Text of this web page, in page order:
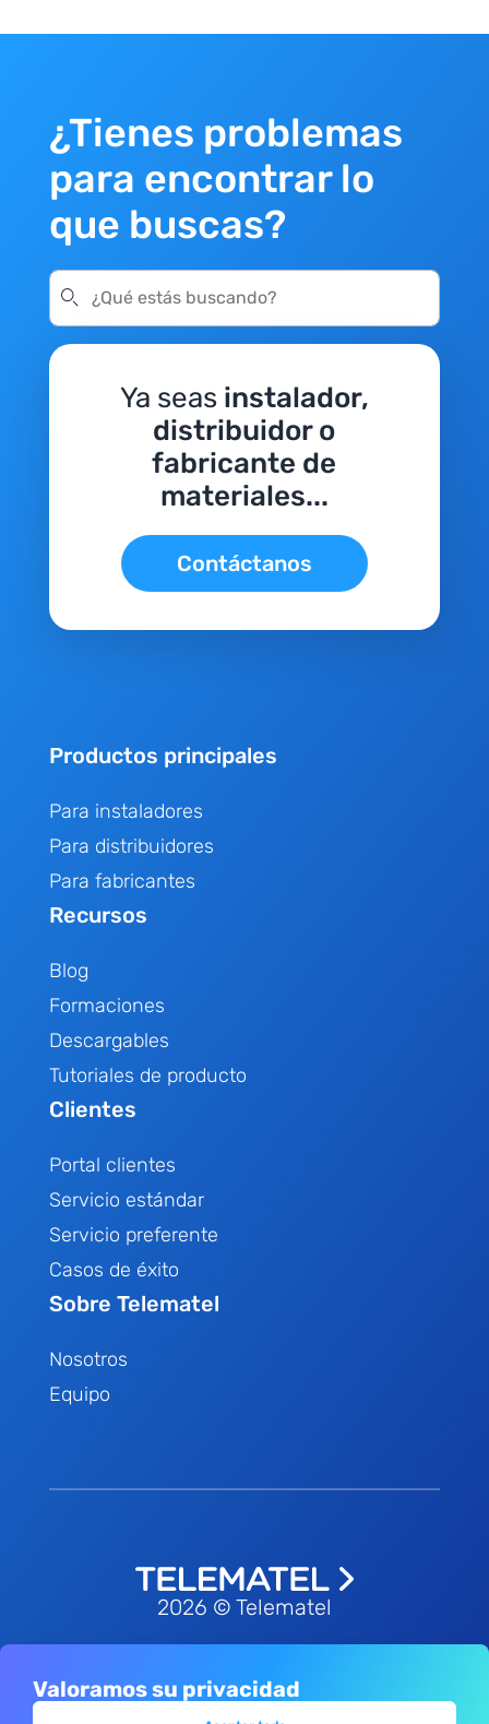
Valoramos su privacidad
¿Tienes problemas
para encontrar lo
que buscas?
Ya seas instalador,
distribuidor o
fabricante de
materiales...
Contáctanos
Productos principales
Para instaladores
Para distribuidores
Para fabricantes
Recursos
Blog
Formaciones
Descargables
Tutoriales de producto
Clientes
Portal clientes
Servicio estándar
Servicio preferente
Casos de éxito
Sobre Telematel
Nosotros
Equipo
2026 © Telematel
Política de privacidad -